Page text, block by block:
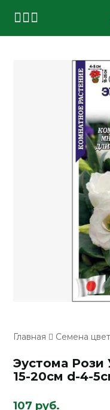
Главная Семена
Эустома Рози
15-20см d-4-
107 руб.